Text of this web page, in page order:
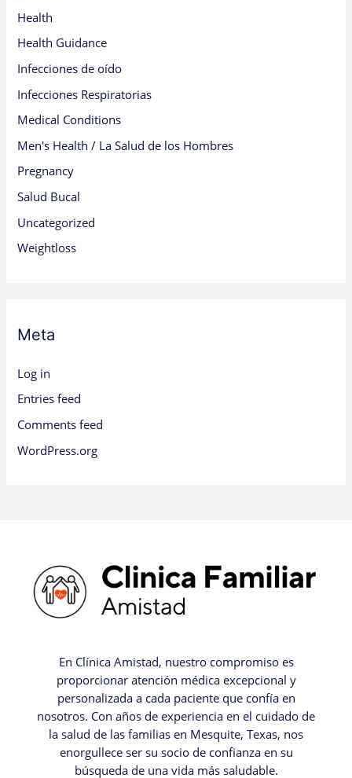
Health
Health Guidance
Infecciones de oído
Infecciones Respiratorias
Medical Conditions
Men's Health / La Salud de los Hombres
Pregnancy
Salud Bucal
Uncategorized
Weightloss
Meta
Log in
Entries feed
Comments feed
WordPress.org
En Clínica Amistad, nuestro compromiso es
proporcionar atención médica excepcional y
personalizada a cada paciente que confía en
nosotros. Con años de experiencia en el cuidado de
la salud de las familias en Mesquite, Texas, nos
enorgullece ser su socio de confianza en su
búsqueda de una vida más saludable.